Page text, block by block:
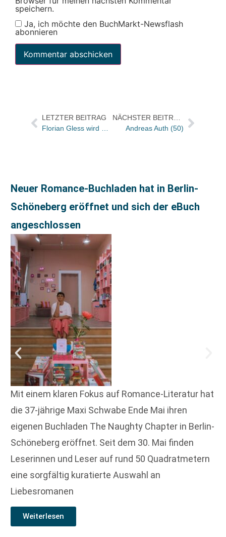
speichern.
Ja, ich möchte den BuchMarkt-Newsflash
abonnieren
LETZTER BEITRAG
Andreas Auth (50)
Neuer Romance-Buchladen hat in Berlin-
Schöneberg eröffnet und sich der eBuch
angeschlossen
Mit einem klaren Fokus auf Romance-Literatur hat
die 37-jährige Maxi Schwabe Ende Mai ihren
eigenen Buchladen The Naughty Chapter in Berlin-
Schöneberg eröffnet. Seit dem 30. Mai finden
Leserinnen und Leser auf rund 50 Quadratmetern
eine sorgfältig kuratierte Auswahl an
Liebesromanen
Weiterlesen